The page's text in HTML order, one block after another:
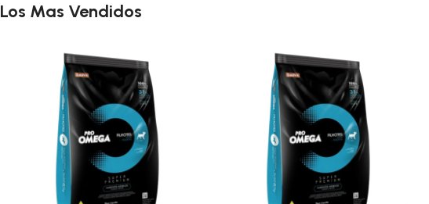
Los Mas Vendidos